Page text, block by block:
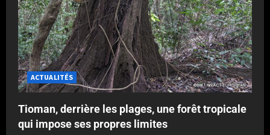
ACTUALITÉS
Tioman, derrière les plages, une forêt tropicale
qui impose ses propres limites